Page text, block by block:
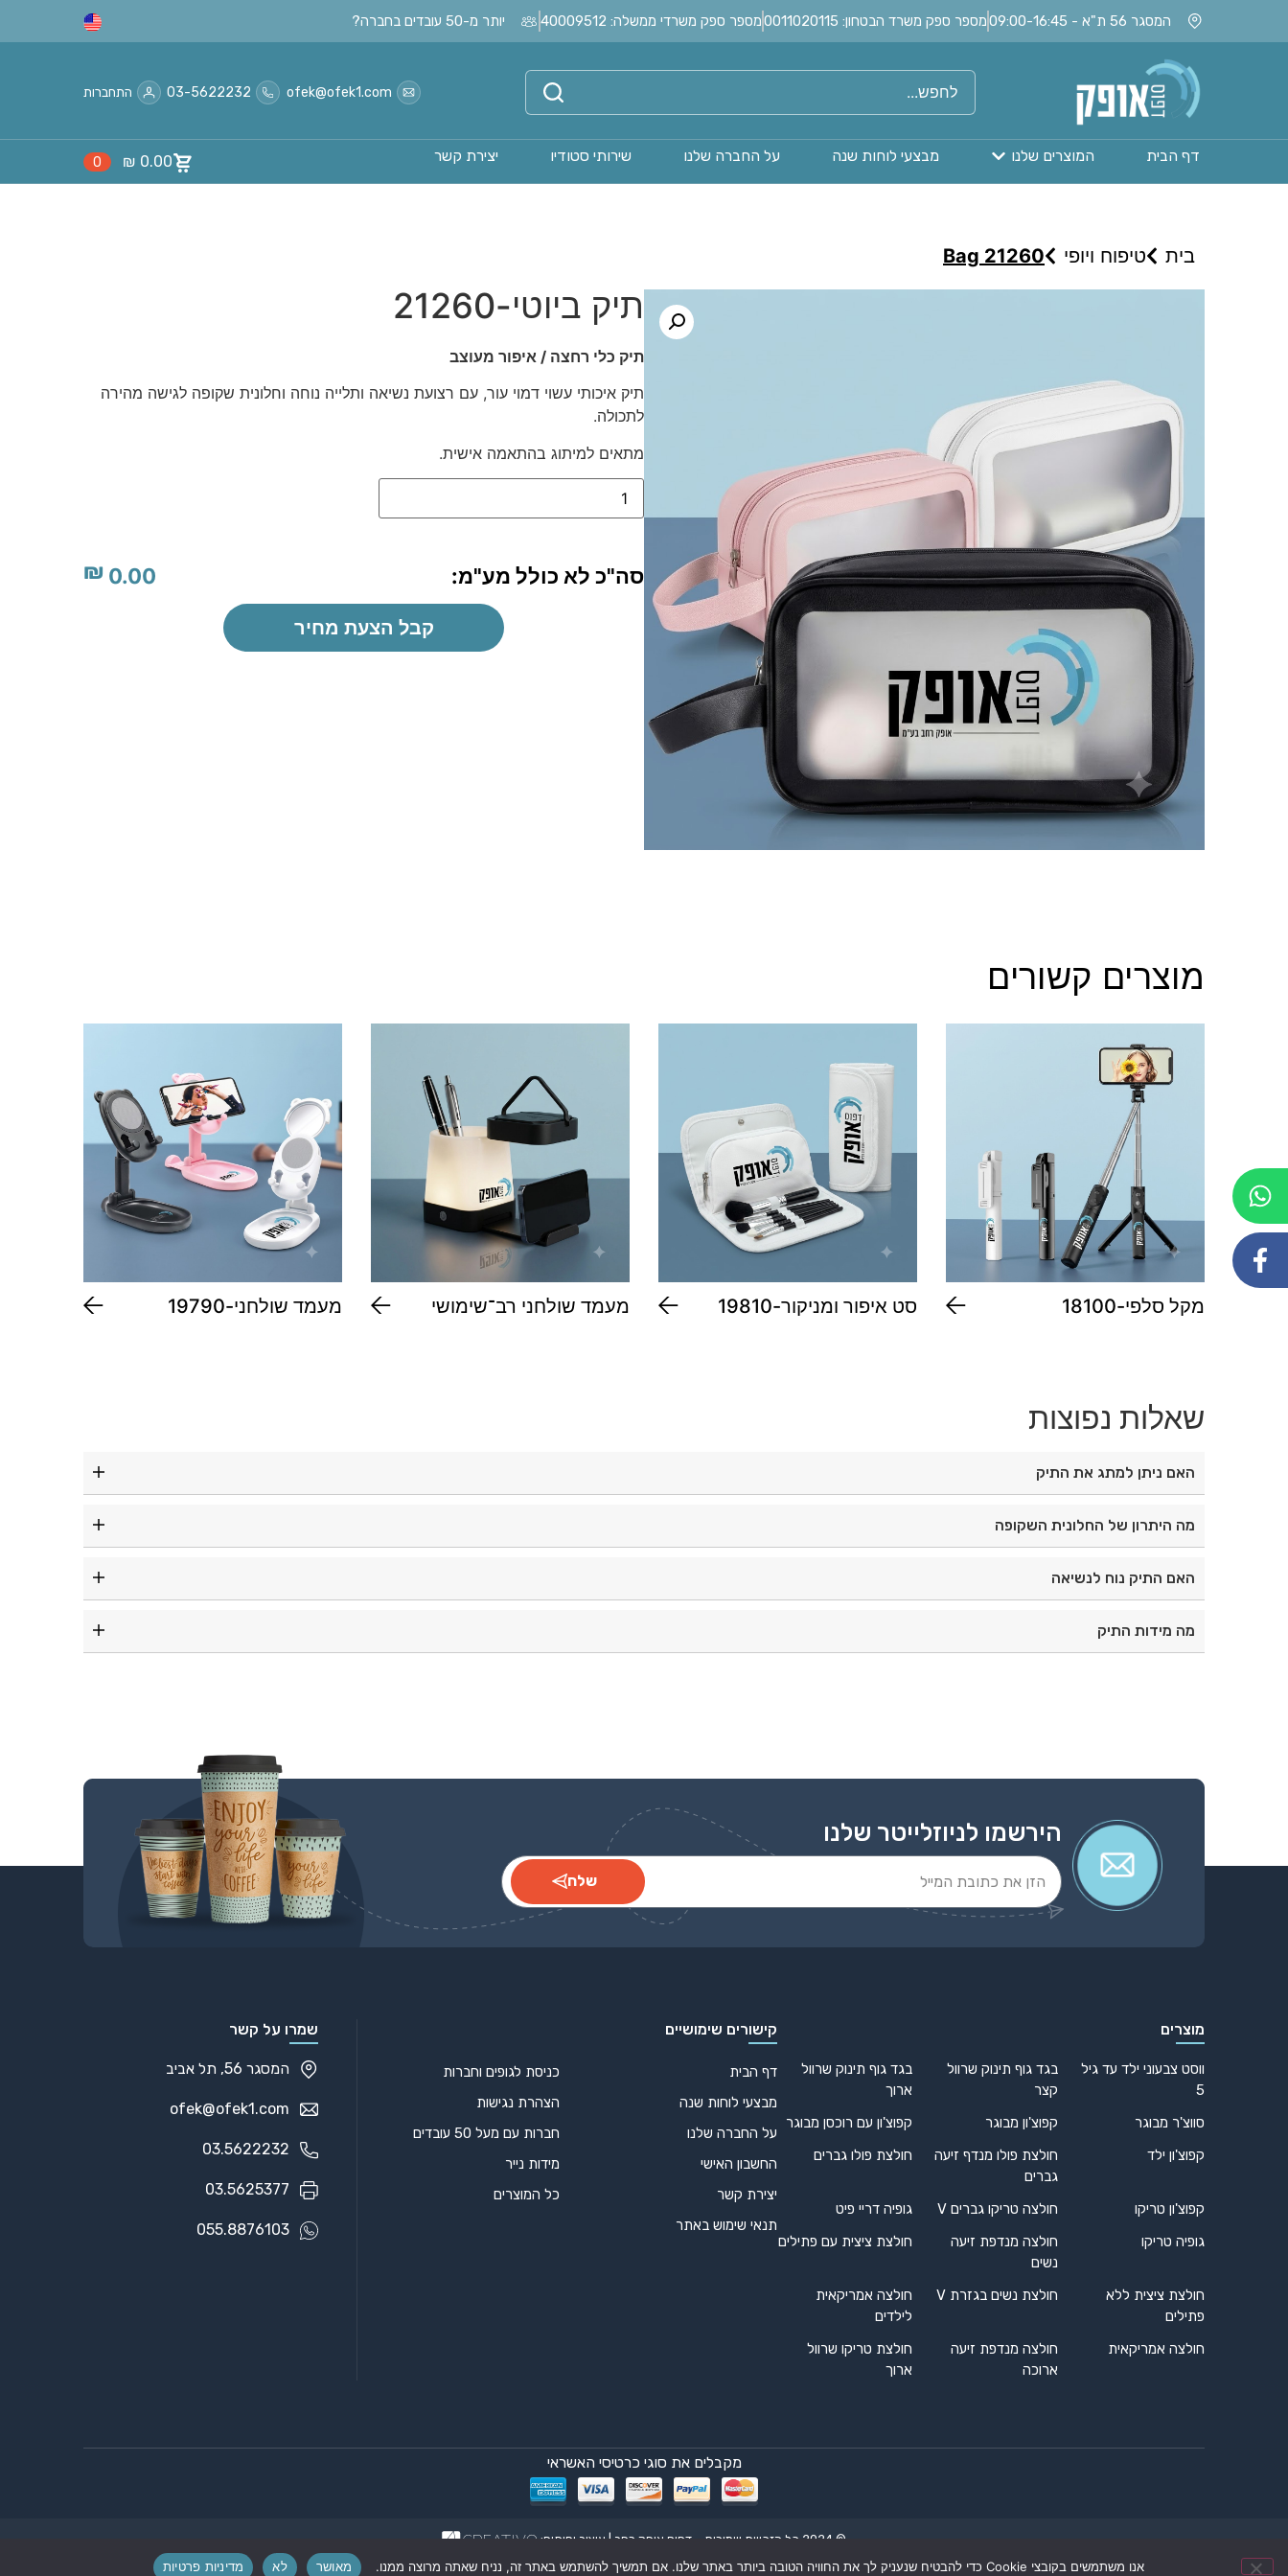
המסגר 56 ת"א - 09:00-16:45 מספר ספק משרד הבטחון: 0011020115 מספר ספק משרדי ממשלה: 40009512 יותר מ-50 עובדים בחברה?
ofek@ofek1.com
03-5622232 התחברות
דף הבית המוצרים שלנו מבצעי לוחות שנה על החברה שלנו שירותי סטודיו יצירת קשר ₪ 0.00
0
בית טיפוח ויופי Bag 21260
תיק ביוטי-21260
תיק כלי רחצה / איפור מעוצב
תיק איכותי עשוי דמוי עור, עם רצועת נשיאה ותלייה נוחה וחלונית שקופה לגישה מהירה
לתכולה.
מתאים למיתוג בהתאמה אישית.
סה"כ לא כולל מע"מ: ₪ 0.00
קבל הצעת מחיר
מוצרים קשורים
מקל סלפי-18100 סט איפור ומניקור-19810 מעמד שולחני רב־שימושי מעמד שולחני-19790
שאלות נפוצות
האם ניתן למתג את התיק
מה היתרון של החלונית השקופה
האם התיק נוח לנשיאה
מה מידות התיק
הירשמו לניוזלייטר שלנו
שלח
Alternative:
מוצרים
ווסט צבעוני ילד עד גיל
5
בגד גוף תינוק שרוול
קצר
בגד גוף תינוק שרוול
ארוך
סווצ'ר מבוגר
קפוצ'ון מבוגר
קפוצ'ון עם רוכסן מבוגר
קפוצ'ון ילד
חולצת פולו מנדף זיעה
גברים
חולצת פולו גברים
קפוצ'ון טריקו חולצה טריקו גברים V
גופיה דריי פיט
גופיה טריקו
חולצה מנדפת זיעה
נשים
חולצת ציצית עם פתילים
חולצת ציצית ללא
פתילים
חולצת נשים בגזרת V
חולצה אמריקאית
לילדים
חולצה אמריקאית
חולצה מנדפת זיעה
ארוכה
חולצת טריקו שרוול
ארוך
קישורים שימושיים
דף הבית
מבצעי לוחות שנה
על החברה שלנו
החשבון האישי
יצירת קשר
תנאי שימוש באתר
כניסת לגופים וחברות
הצהרת נגישות
חברות עם מעל 50 עובדים
מידות נייר
כל המוצרים
שמרו על קשר
המסגר 56, תל אביב
ofek@ofek1.com
03.5622232
03.5625377
055.8876103
מקבלים את סוגי כרטיסי האשראי
© 2024 כל הזכויות שמורות – דפוס אופק רחב | עיצוב ופיתוח:
אנו משתמשים בקובצי Cookie כדי להבטיח שנעניק לך את החוויה הטובה ביותר באתר שלנו. אם תמשיך להשתמש באתר זה, נניח שאתה מרוצה ממנו. מאושר לא מדיניות פרטיות